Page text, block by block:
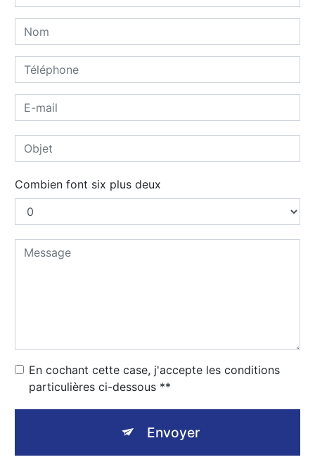
Combien font six plus deux
En cochant cette case, j'accepte les conditions
particulières ci-dessous **
Envoyer